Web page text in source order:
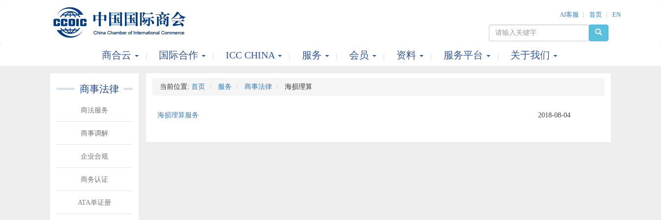
AI客服 首页 EN
商合云 国际合作 ICC CHINA 服务 会员 资料 服务平台 关于我们
商事法律
商法服务
商事调解
企业合规
商务认证
ATA单证册
当前位置: 首页 服务 商事法律 海损理算
海损理算服务 2018-08-04